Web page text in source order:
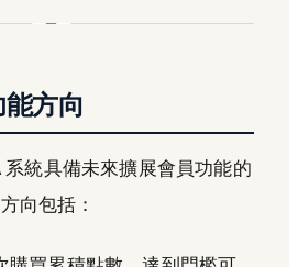
方向
統具備未來擴展會員功能的
向包括：